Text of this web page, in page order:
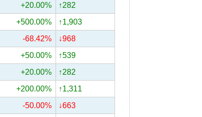
+20.00%
↑282
+500.00%
↑1,903
-68.42%
↓968
+50.00%
↑539
+20.00%
↑282
+200.00%
↑1,311
-50.00%
↓663